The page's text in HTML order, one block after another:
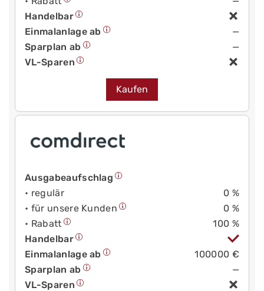
Handelbar
Einmalanlage ab
—
Sparplan ab
—
VL-Sparen
Kaufen
Ausgabeaufschlag
• regulär
0 %
• für unsere Kunden
0 %
• Rabatt
100 %
Handelbar
Einmalanlage ab
100000 €
Sparplan ab
—
VL-Sparen